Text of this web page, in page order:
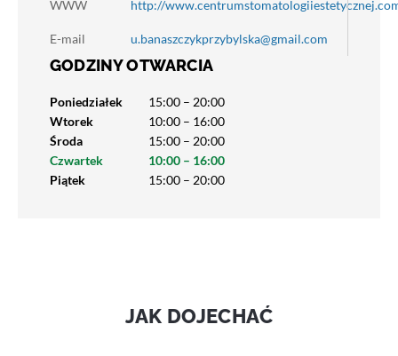
WWW http://
E-mail u.banaszczykprzybylska@gmail.com
GODZINY OTWARCIA
Poniedziałek
15:00 – 20:00
Wtorek
10:00 – 16:00
Środa
15:00 – 20:00
Czwartek
10:00 – 16:00
Piątek
15:00 – 20:00
JAK DOJECHAĆ